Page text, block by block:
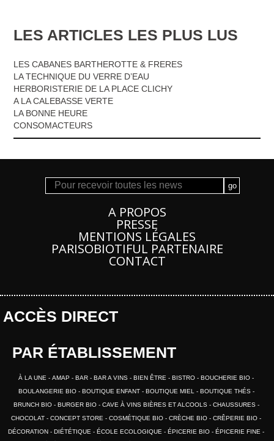
LES ARTICLES LES PLUS LUS
LES CABANES BARTHEROTTE & FRERES
LA TECHNIQUE DU VERRE D’EAU
HERBORISTERIE DE LA PLACE CLICHY
A LA CALEBASSE VERTE
LA BONNE HEURE
CONSOMACTEURS
A PROPOS
PRESSE
MENTIONS LÉGALES
PARISOBIOTIFUL PARTENAIRE
CONTACT
ACCÈS DIRECT
PAR ÉTABLISSEMENT
À LA UNE AMAP BAR BAR A VINS BIEN ÊTRE BISTRO
BOUCHERIE BIO
BOULANGERIE BIO
BOUTIQUE ENFANT BOUTIQUE MIEL
BOUTIQUE THÉS
BRUNCH BIO
BURGER BIO CAVE À VINS BIÈRES ET ALCOOLS
CHAUSSURES
CHOCOLAT
CONCEPT STORE COSMÉTIQUE BIO CRÈCHE BIO
CRÊPERIE BIO
DÉCORATION
DIÉTÉTIQUE ÉCOLE ECOLOGIQUE ÉPICERIE BIO
ÉPICERIE FINE